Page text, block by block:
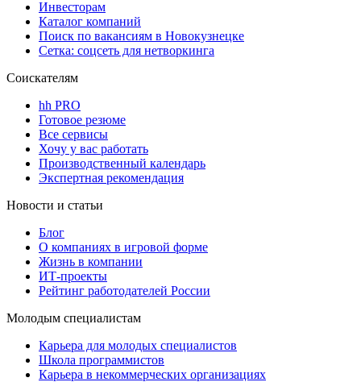
Инвесторам
Каталог компаний
Поиск по вакансиям в Новокузнецке
Сетка: соцсеть для нетворкинга
Соискателям
hh PRO
Готовое резюме
Все сервисы
Хочу у вас работать
Производственный календарь
Экспертная рекомендация
Новости и статьи
Блог
О компаниях в игровой форме
Жизнь в компании
ИТ-проекты
Рейтинг работодателей России
Молодым специалистам
Карьера для молодых специалистов
Школа программистов
Карьера в некоммерческих организациях